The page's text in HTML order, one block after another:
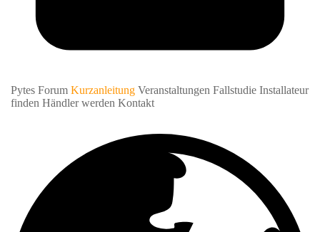
Pytes Forum Kurzanleitung Veranstaltungen Fallstudie Installateur
finden Händler werden Kontakt